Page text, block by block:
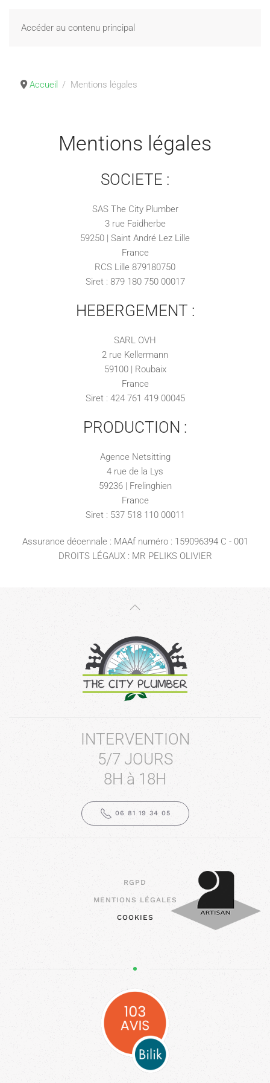
Accéder au contenu principal
Accueil Mentions légales
Mentions légales
SOCIETE :
SAS The City Plumber
3 rue Faidherbe
59250 | Saint André Lez Lille
France
RCS Lille 879180750
Siret : 879 180 750 00017
HEBERGEMENT :
SARL OVH
2 rue Kellermann
59100 | Roubaix
France
Siret : 424 761 419 00045
PRODUCTION :
Agence Netsitting
4 rue de la Lys
59236 | Frelinghien
France
Siret : 537 518 110 00011
Assurance décennale : MAAf numéro : 159096394 C - 001
DROITS LÉGAUX : MR PELIKS OLIVIER
INTERVENTION
5/7 JOURS
8H à 18H
06 81 19 34 05
RGPD
MENTIONS LÉGALES
COOKIES